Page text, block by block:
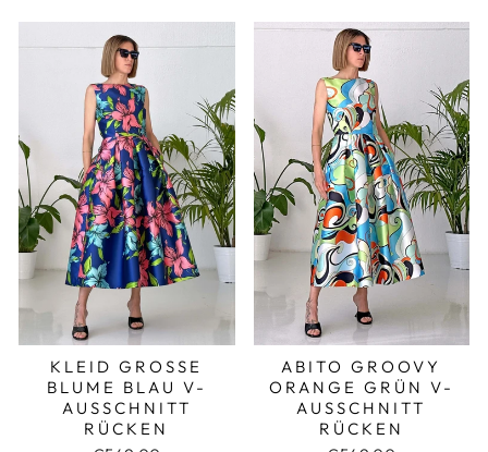
KLEID GROSSE B
LUME BLAU V-A
USSCHNITT R
ÜCKEN
ABITO GROOVY
ORANGE GRÜN V-
AUSSCHNITT
RÜCKEN